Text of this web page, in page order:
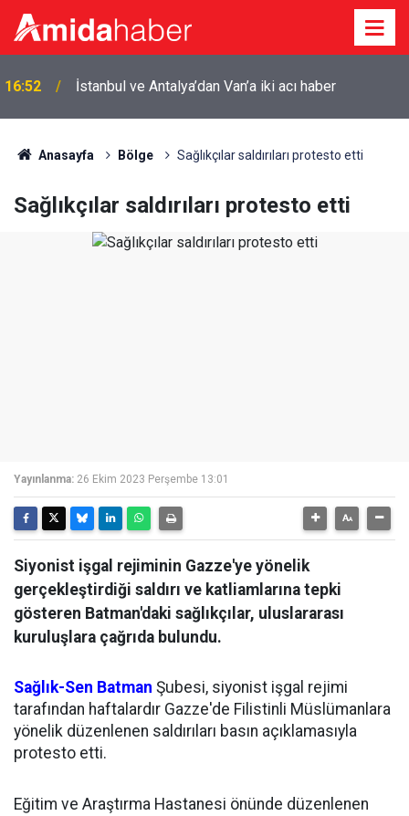
16:52 İstanbul ve Antalya’dan Van’a iki acı haber
Anasayfa Bölge Sağlıkçılar saldırıları protesto etti
Sağlıkçılar saldırıları protesto etti
Yayınlanma: 26 Ekim 2023 Perşembe 13:01
Siyonist işgal rejiminin Gazze'ye yönelik
gerçekleştirdiği saldırı ve katliamlarına tepki
gösteren Batman'daki sağlıkçılar, uluslararası
kuruluşlara çağrıda bulundu.
Sağlık-Sen Batman Şubesi, siyonist işgal rejimi
tarafından haftalardır Gazze'de Filistinli Müslümanlara
yönelik düzenlenen saldırıları basın açıklamasıyla
protesto etti.
Eğitim ve Araştırma Hastanesi önünde düzenlenen